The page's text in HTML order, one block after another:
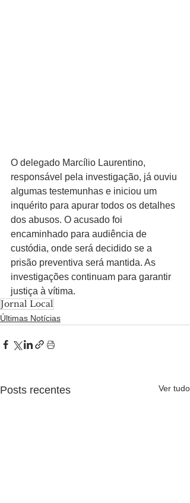
O delegado Marcílio Laurentino,
responsável pela investigação, já ouviu
algumas testemunhas e iniciou um
inquérito para apurar todos os detalhes
dos abusos. O acusado foi
encaminhado para audiência de
custódia, onde será decidido se a
prisão preventiva será mantida. As
investigações continuam para garantir
justiça à vítima.
Jornal Local
Últimas Notícias
Posts recentes Ver tudo